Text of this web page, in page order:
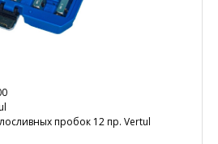
пробок 12 пр. Vertul